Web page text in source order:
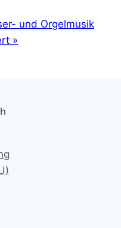
und Orgelmusik
»